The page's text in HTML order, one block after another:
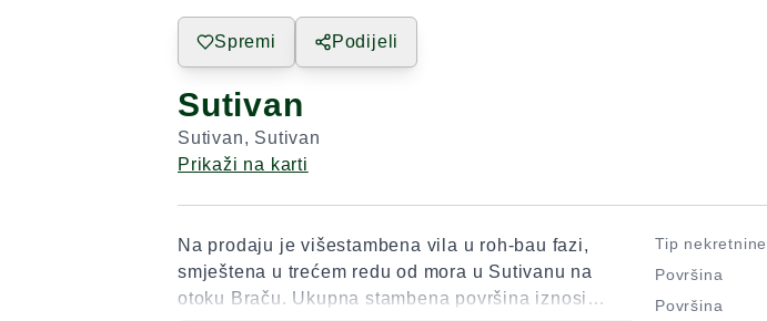
Spremi Podijeli
Sutivan
Sutivan, Sutivan
Prikaži na karti
Na prodaju je višestambena vila u roh-bau fazi,
smještena u trećem redu od mora u Sutivanu na
otoku Braču. Ukupna stambena površina iznosi
Tip nekretnine
Površina
Površina